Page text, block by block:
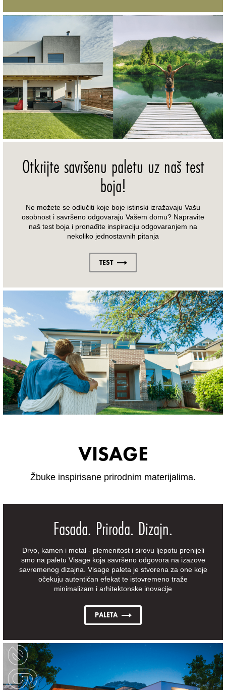
Otkrijte savršenu paletu uz naš test
boja!
Ne možete se odlučiti koje boje istinski izražavaju Vašu
osobnost i savršeno odgovaraju Vašem domu? Napravite
naš test boja i pronađite inspiraciju odgovaranjem na
nekoliko jednostavnih pitanja
TEST
VISAGE
Žbuke inspirisane prirodnim materijalima.
Fasada. Priroda. Dizajn.
Drvo, kamen i metal - plemenitost i sirovu ljepotu prenijeli
smo na paletu Visage koja savršeno odgovora na izazove
savremenog dizajna. Visage paleta je stvorena za one koje
očekuju autentičan efekat te istovremeno traže
minimalizam i arhitektonske inovacije
PALETA